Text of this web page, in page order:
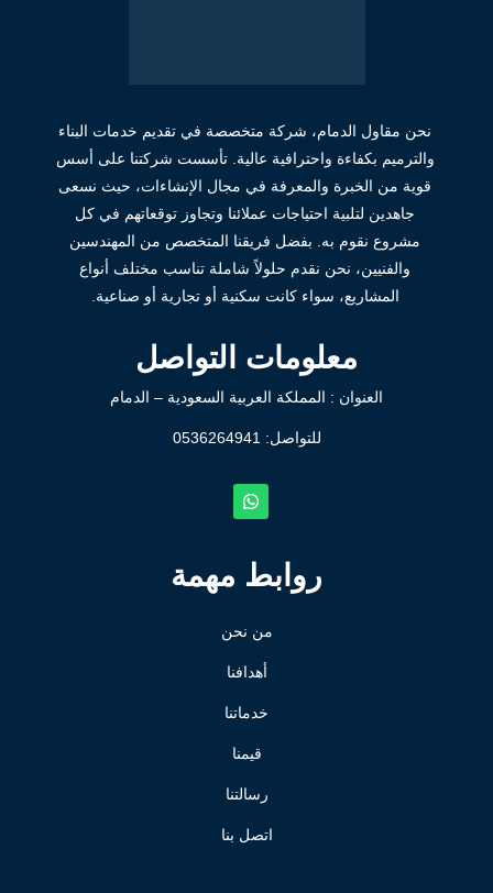
نحن مقاول الدمام، شركة متخصصة في تقديم خدمات البناء
والترميم بكفاءة واحترافية عالية. تأسست شركتنا على أسس
قوية من الخبرة والمعرفة في مجال الإنشاءات، حيث نسعى
جاهدين لتلبية احتياجات عملائنا وتجاوز توقعاتهم في كل
مشروع نقوم به. بفضل فريقنا المتخصص من المهندسين
والفنيين، نحن نقدم حلولاً شاملة تناسب مختلف أنواع
المشاريع، سواء كانت سكنية أو تجارية أو صناعية.
معلومات التواصل
العنوان : المملكة العربية السعودية – الدمام
للتواصل: ⁦ 0536264941
روابط مهمة
من نحن
أهدافنا
خدماتنا
قيمنا
رسالتنا
اتصل بنا